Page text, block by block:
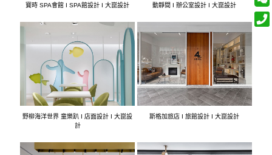
寶時 SPA會館 I SPA館設計 I 大崑設計 動靜間 I 辦公室設計 I 大崑設計
野柳海洋世界 童樂趴 I 店面設計 I 大崑設
計
斯格加旅店 I 旅館設計 I 大崑設計